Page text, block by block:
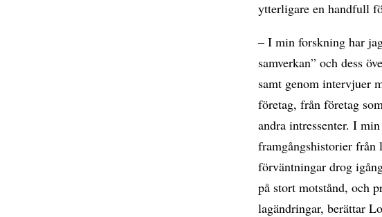
ytterligare en handfull
– I min forskning har
samverkan” och dess
samt genom intervjuer
företag, från företag
andra intressenter. I
framgångshistorier från
förväntningar drog
på stort motstånd, och
lagändringar, berättar